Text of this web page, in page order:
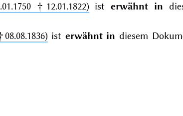
†12.01.1822)isterwähnt in
ist erwähnt in diesem